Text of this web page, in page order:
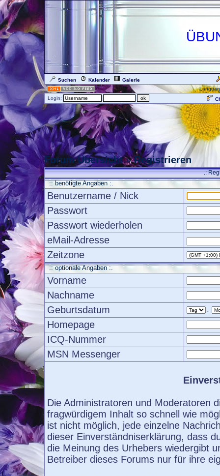
Suchen Kalender
Galerie
Login:
Forum Übersicht» Registrieren
.:
:: benötigte Angaben :.
Benutzername / Nick
Passwort
Passwort wiederholen
eMail-Adresse
Zeitzone
:: optionale Angaben :.
Vorname
Nachname
Geburtsdatum
Homepage
ICQ-Nummer
MSN Messenger
Die Administratoren und Moderatoren
fragwürdigem Inhalt so schnell wie
ist nicht möglich, jede einzelne
dieser Einverständniserklärung, dass
die Meinung des Urhebers wiedergibt
Betreiber dieses Forums nur für ihre